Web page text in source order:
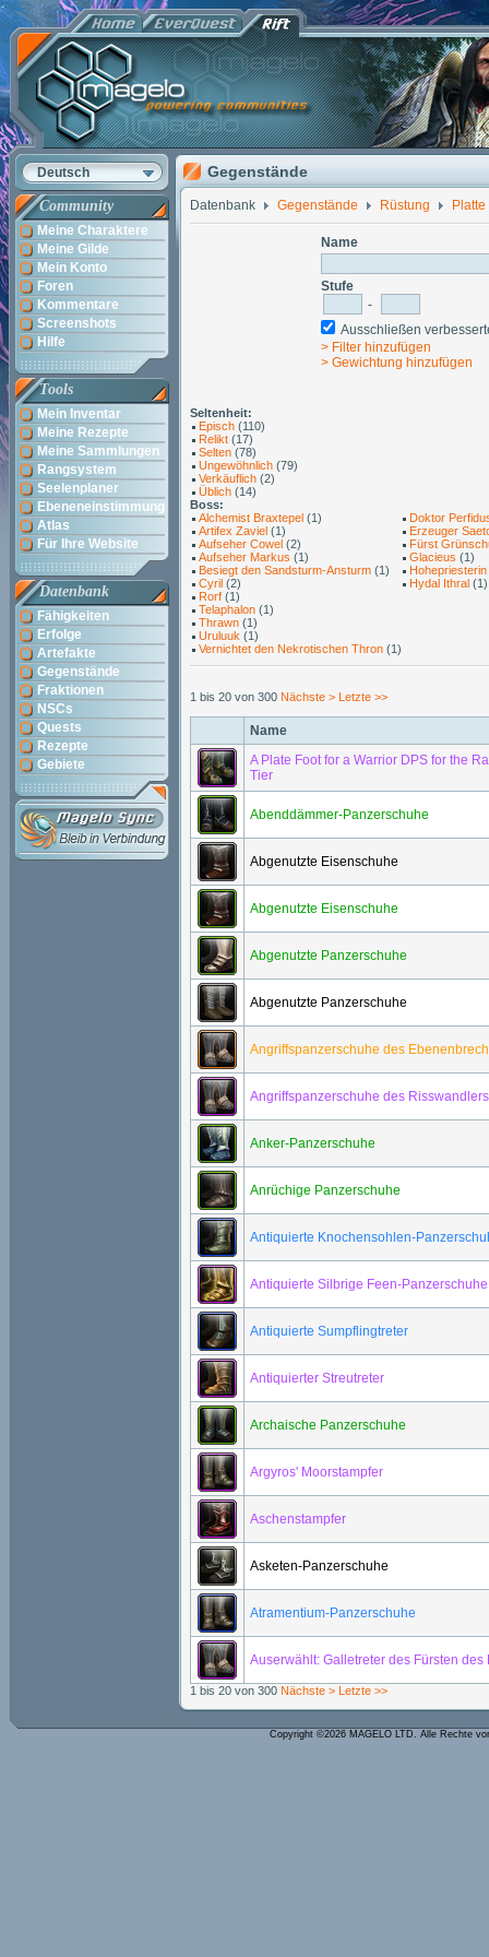
Deutsch
Community
Meine Charaktere
Meine Gilde
Mein Konto
Foren
Kommentare
Screenshots
Hilfe
Tools
Mein Inventar
Meine Rezepte
Meine Sammlungen
Rangsystem
Seelenplaner
Ebeneneinstimmung
Atlas
Für Ihre Website
Datenbank
Fähigkeiten
Erfolge
Artefakte
Gegenstände
Fraktionen
NSCs
Quests
Rezepte
Gebiete
Gegenstände
Datenbank Gegenstände Rüstung Platte
Name
Stufe
-
Ausschließen
> Filter hinzufügen
> Gewichtung hinzufügen
Seltenheit:
Episch (110)
Relikt (17)
Selten (78)
Ungewöhnlich (79)
Verkäuflich (2)
Üblich (14)
Boss:
Alchemist Braxtepel (1)
Artifex Zaviel (1)
Aufseher Cowel (2)
Aufseher Markus (1)
Besiegt den Sandsturm-Ansturm (1)
Cyril (2)
Doktor
Erzeuger
Fürst
Glacieus (1)
Hydal Ithral (1)
Rorf (1)
Telaphalon (1)
Thrawn (1)
Uruluuk (1)
Vernichtet den Nekrotischen Thron (1)
1 bis 20 von 300 Nächste > Letzte >>
Name
A Plate Foot for a Warrior DPS for the
Tier
Abenddämmer-Panzerschuhe
Abgenutzte Eisenschuhe
Abgenutzte Eisenschuhe
Abgenutzte Panzerschuhe
Abgenutzte Panzerschuhe
Angriffspanzerschuhe des
Angriffspanzerschuhe des Risswandlers
Anker-Panzerschuhe
Anrüchige Panzerschuhe
Antiquierte Knochensohlen-
Antiquierte Silbrige Feen-Panzerschuhe
Antiquierte Sumpflingtreter
Antiquierter Streutreter
Archaische Panzerschuhe
Argyros' Moorstampfer
Aschenstampfer
Asketen-Panzerschuhe
Atramentium-Panzerschuhe
Auserwählt: Galletreter des Fürsten des
1 bis 20 von 300 Nächste > Letzte >>
Copyright ©2026 MAGELO LTD. Alle Rechte